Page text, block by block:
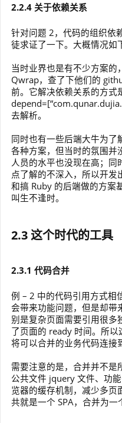
2.2.4 关于依赖关系
针对问题 2，代码的组织依
徒求证了一下。大概情况如
当时业界也是有不少方案的
Qwrap，查了下他们的
前。它解决依赖关系的方式
去解析。
同时也有一些后端大牛为了
各种方案，但当时的氛围并
人员的水平也没现在高；
点了解的不深入，所以开发
和搞 Ruby 的后端做的方案
叫生不逢时。
2.3 这个时代的工具
2.3.1 代码合并
例 – 2 中的代码引用方式相
会带来功能问题，但是却
别是复杂页面需要引用很多
了页面的 ready 时间。所以
将可以合并的业务代码连接
需要注意的是，合并并不是
公共文件 jquery 文件、功
览器的缓存机制，减少多页
共就是一个 SPA，合并为一